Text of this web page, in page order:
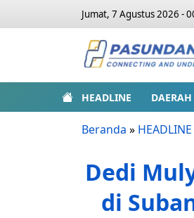
Jumat, 7 Agustus 2026 -
HEADLINE DAERAH
Beranda » HEADLINE
Dedi
di